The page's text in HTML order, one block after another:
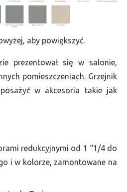
aby powiększyć.
prezentował się w salonie,
pomieszczeniach. Grzejnik
w akcesoria takie jak
redukcyjnymi od 1 “1/4 do
i w kolorze, zamontowane na